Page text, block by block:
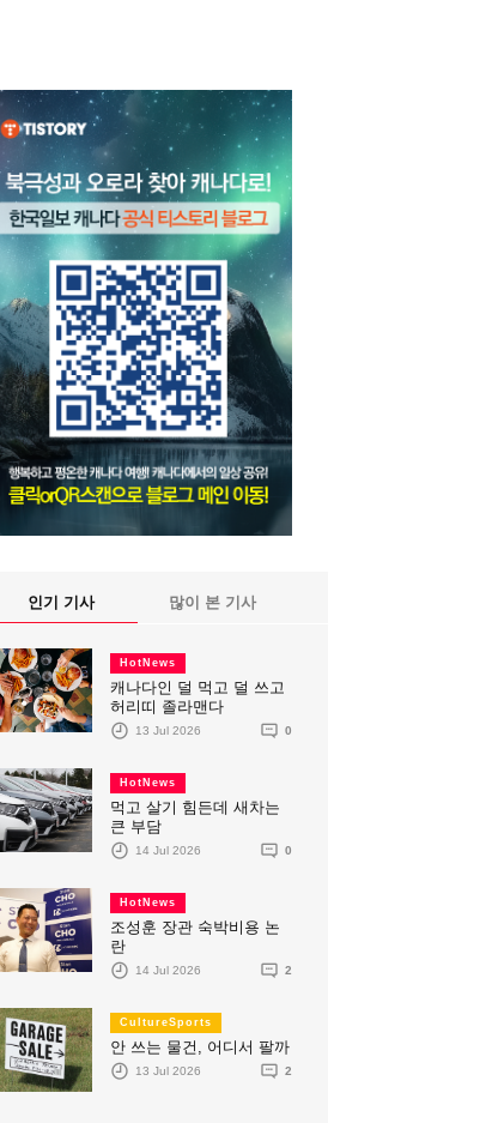
인기 기사 많이 본 기사
HotNews
캐나다인 덜 먹고 덜 쓰고
허리띠 졸라맨다
13 Jul 2026 0
HotNews
먹고 살기 힘든데 새차는
큰 부담
14 Jul 2026 0
HotNews
조성훈 장관 숙박비용 논
란
14 Jul 2026 2
CultureSports
안 쓰는 물건, 어디서 팔까
13 Jul 2026 2